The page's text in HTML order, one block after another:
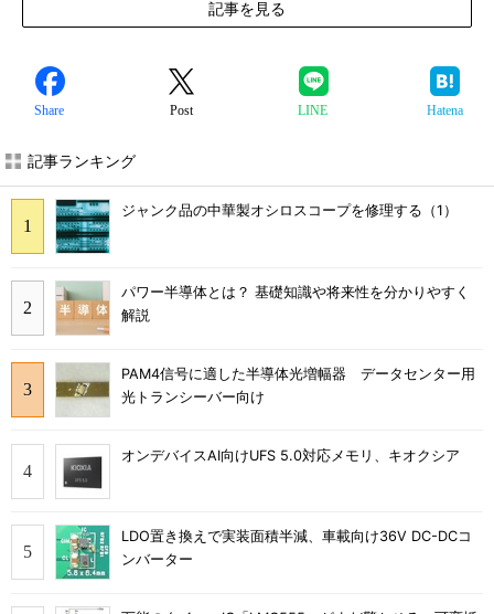
記事を見る
Share Post LINE Hatena
記事ランキング
ジャンク品の中華製オシロスコープを修理する（1）
パワー半導体とは？ 基礎知識や将来性を分かりやすく
解説
PAM4信号に適した半導体光増幅器 データセンター用
光トランシーバー向け
オンデバイスAI向けUFS 5.0対応メモリ、キオクシア
LDO置き換えで実装面積半減、車載向け36V DC-DCコ
ンバーター